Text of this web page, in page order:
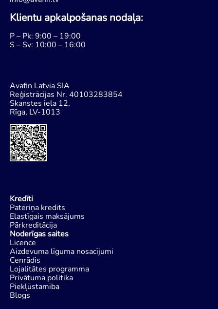
Klientu apkalpošanas nodaļa:
P – Pk: 9:00 – 19:00
S – Sv: 10:00 – 16:00
Avafin Latvia SIA
Reģistrācijas Nr. 40103283854
Skanstes iela 12,
Rīga, LV-1013
Kredīti
Patēriņa kredīts
Elastīgais maksājums
Pārkreditācija
Noderīgas saites
Licence
Aizdevuma līguma nosacījumi
Cenrādis
Lojalitātes programma
Privātuma politika
Piekļūstamība
Blogs